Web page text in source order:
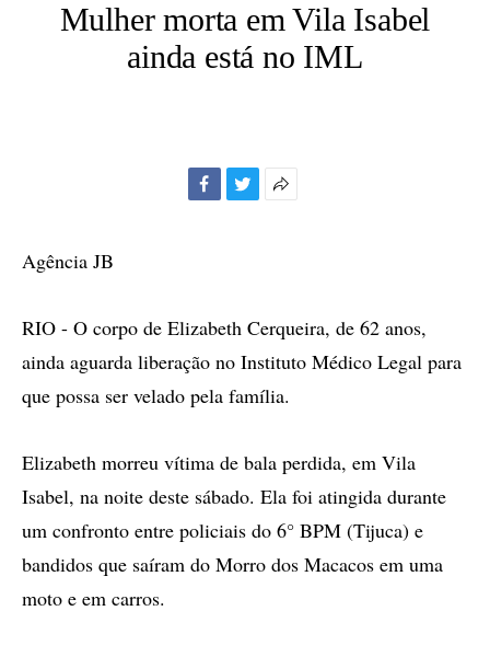
Mulher morta em Vila Isabel
ainda está no IML
Agência JB
RIO - O corpo de Elizabeth Cerqueira, de 62 anos,
ainda aguarda liberação no Instituto Médico Legal para
que possa ser velado pela família.
Elizabeth morreu vítima de bala perdida, em Vila
Isabel, na noite deste sábado. Ela foi atingida durante
um confronto entre policiais do 6° BPM (Tijuca) e
bandidos que saíram do Morro dos Macacos em uma
moto e em carros.